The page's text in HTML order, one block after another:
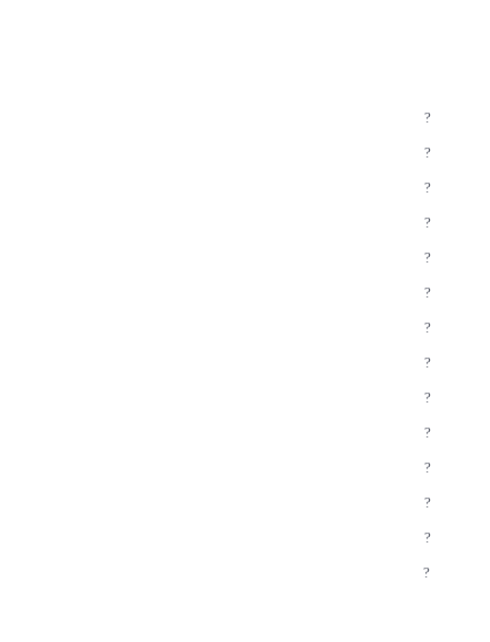
?
?
?
?
?
?
?
?
?
?
?
?
?
?